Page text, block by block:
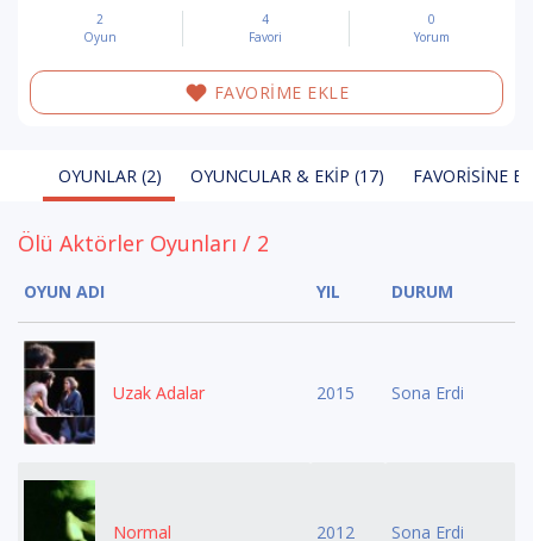
2
Oyun
4
Favori
0
Yorum
FAVORİME EKLE
OYUNLAR (2) OYUNCULAR & EKIP (17) FAVORISINE
Ölü Aktörler Oyunları / 2
OYUN ADI YIL DURUM
Uzak Adalar 2015 Sona Erdi
Normal 2012 Sona Erdi